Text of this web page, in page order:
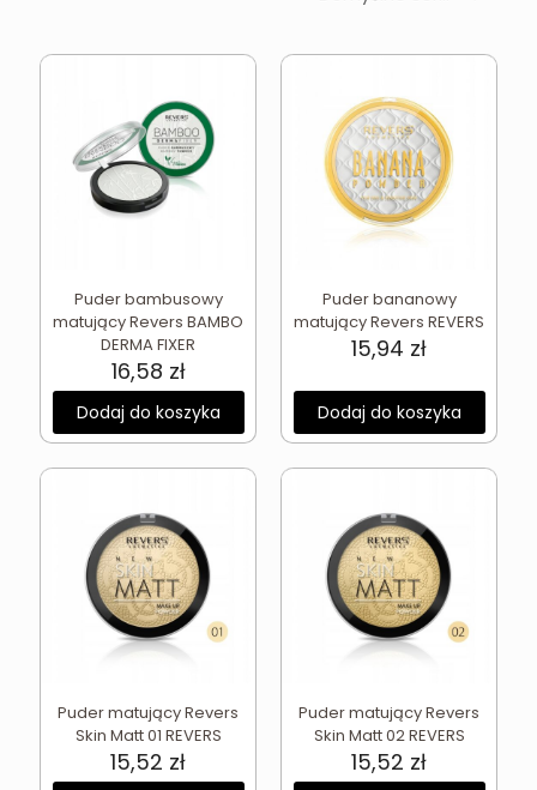
Puder bambusowy
matujący Revers BAMBO
DERMA FIXER
16,58 zł
Dodaj do koszyka
Puder bananowy
matujący Revers REVERS
15,94 zł
Dodaj do koszyka
Puder matujący Revers
Skin Matt 01 REVERS
15,52 zł
Puder matujący Revers
Skin Matt 02 REVERS
15,52 zł